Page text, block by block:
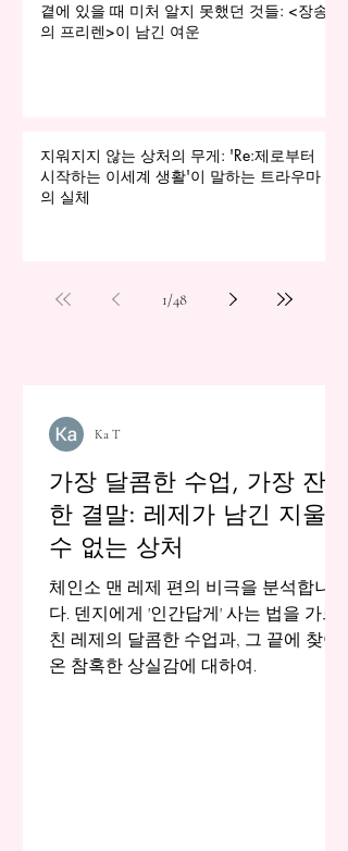
곁에 있을 때 미처 알지 못했던 것들: <장송
의 프리렌>이 남긴 여운
지워지지 않는 상처의 무게: 'Re:제로부터
시작하는 이세계 생활'이 말하는 트라우마
의 실체
1/48
가장 달콤한 수업, 가장 잔혹
한 결말: 레제가 남긴 지울
수 없는 상처
체인소 맨 레제 편의 비극을 분석합니
다. 덴지에게 '인간답게' 사는 법을 가르
친 레제의 달콤한 수업과, 그 끝에 찾아
온 참혹한 상실감에 대하여.
Ka T